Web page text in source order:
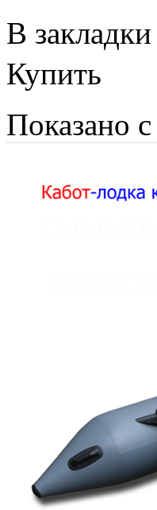
В закладки
Купить
Показано